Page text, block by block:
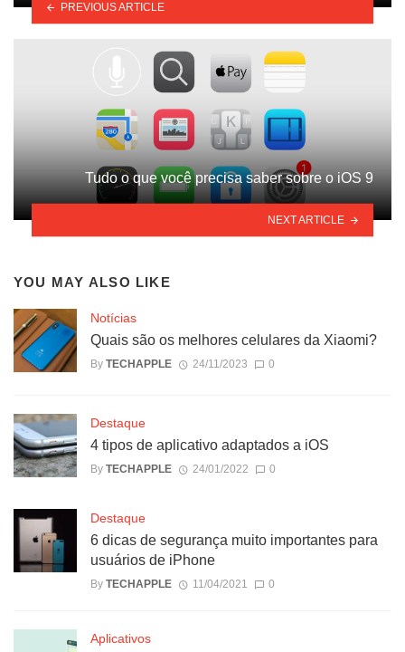
PREVIOUS ARTICLE
Tudo o que você precisa saber sobre o iOS 9
NEXT ARTICLE
YOU MAY ALSO LIKE
Notícias
Quais são os melhores celulares da Xiaomi?
By TECHAPPLE 24/11/2023 0
Destaque
4 tipos de aplicativo adaptados a iOS
By TECHAPPLE 24/01/2022 0
Destaque
6 dicas de segurança muito importantes para
usuários de iPhone
By TECHAPPLE 11/04/2021 0
Aplicativos